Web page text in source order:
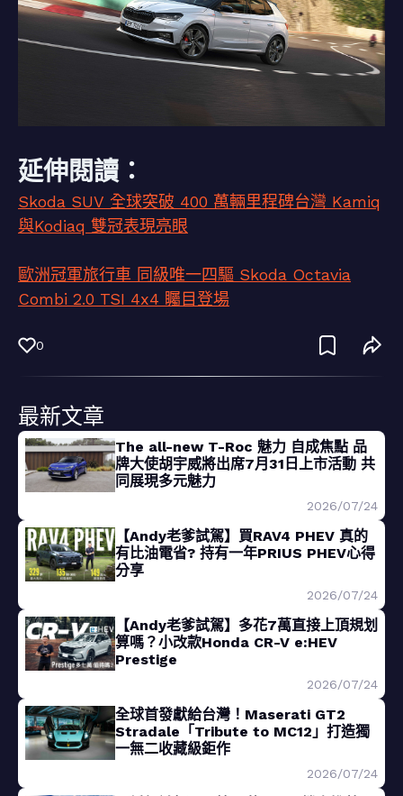
延伸閱讀：
Skoda SUV 全球突破 400 萬輛里程碑台灣 Kamiq
與Kodiaq 雙冠表現亮眼
歐洲冠軍旅行車 同級唯一四驅 Skoda Octavia
Combi 2.0 TSI 4x4 矚目登場
0
最新文章
The all-new T-Roc 魅力 自成焦點 品
牌大使胡宇威將出席7月31日上市活動 共
同展現多元魅力
2026/07/24
【Andy老爹試駕】買RAV4 PHEV 真的
有比油電省? 持有一年PRIUS PHEV心得
分享
2026/07/24
【Andy老爹試駕】多花7萬直接上頂規划
算嗎？小改款Honda CR-V e:HEV
Prestige
2026/07/24
全球首發獻給台灣！Maserati GT2
Stradale「Tribute to MC12」打造獨
一無二收藏級鉅作
2026/07/24